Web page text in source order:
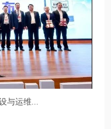
与运维...